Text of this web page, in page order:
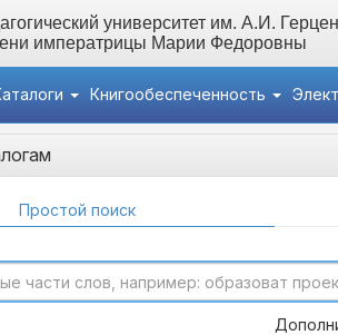
университет им. А.И.
императрицы Марии Федоровны
Книгообеспеченность
Простой поиск